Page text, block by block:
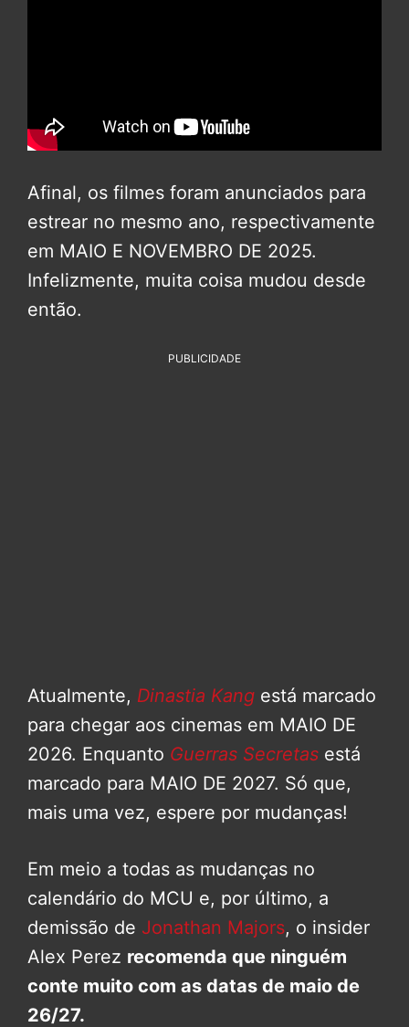
Afinal, os filmes foram anunciados para
estrear no mesmo ano, respectivamente
em MAIO E NOVEMBRO DE 2025.
Infelizmente, muita coisa mudou desde
então.
PUBLICIDADE
Atualmente, Dinastia Kang está marcado
para chegar aos cinemas em MAIO DE
2026. Enquanto Guerras Secretas está
marcado para MAIO DE 2027. Só que,
mais uma vez, espere por mudanças!
Em meio a todas as mudanças no
calendário do MCU e, por último, a
demissão de Jonathan Majors, o insider
Alex Perez recomenda que ninguém
conte muito com as datas de maio de
26/27.